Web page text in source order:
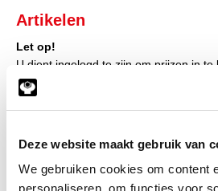
Deze website maakt gebruik van
We gebruiken cookies om content
personaliseren, om functies voor
Artikelen
Let op!
U dient ingelogd te zijn om prijzen in
te verkrijgen tot de winkelwagen,
af kunt ronden.
Heeft u nog geen account?
Klik hier om klant te worden